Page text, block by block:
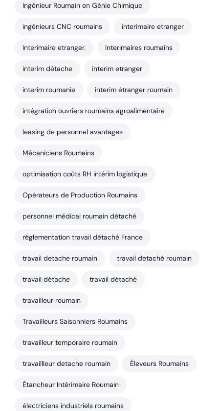
Ingénieur Roumain en Génie Chimique
ingénieurs CNC roumains interimaire etranger
interimaire etranger. Interimaires roumains
interim détache interim etranger
interim roumanie interim étranger roumain
intégration ouvriers roumains agroalimentaire
leasing de personnel avantages
Mécaniciens Roumains
optimisation coûts RH intérim logistique
Opérateurs de Production Roumains
personnel médical roumain détaché
réglementation travail détaché France
travail detache roumain travail detaché roumain
travail détache travail détaché
travailleur roumain
Travailleurs Saisonniers Roumains
travailleur temporaire roumain
travaillleur detache roumain Éleveurs Roumains
Étancheur Intérimaire Roumain
électriciens industriels roumains